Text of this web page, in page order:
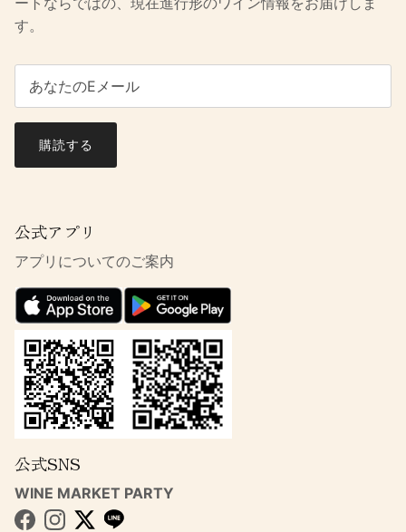
す。
購読する
公式アプリ
アプリについてのご案内
公式SNS
WINE MARKET PARTY